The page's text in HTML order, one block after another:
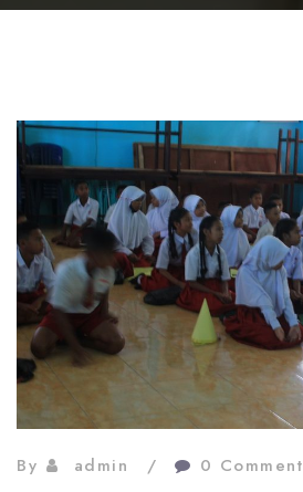
By admin 0 Comment